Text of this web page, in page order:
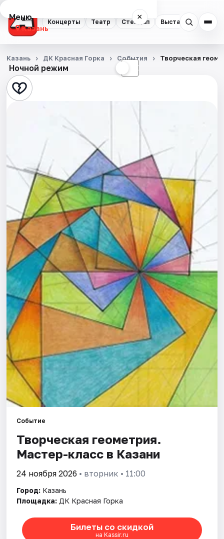
Концерты Театр Стендап Выставки
Меню ×
Казань
Концерты
Театр
Стендап
Экскурсии
Спорт
События
Города
Площадки
Артисты
Рейтинги
Ночной режим ☾
Казань ДК Красная Горка События Творческая
Событие
Творческая геометрия.
Мастер-класс в Казани
24 ноября 2026 • вторник • 11:00
Город: Казань
Площадка: ДК Красная Горка
Билеты со скидкой
на Kassir.ru